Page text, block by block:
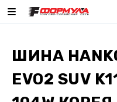
ШИНА
EVO2 SUV